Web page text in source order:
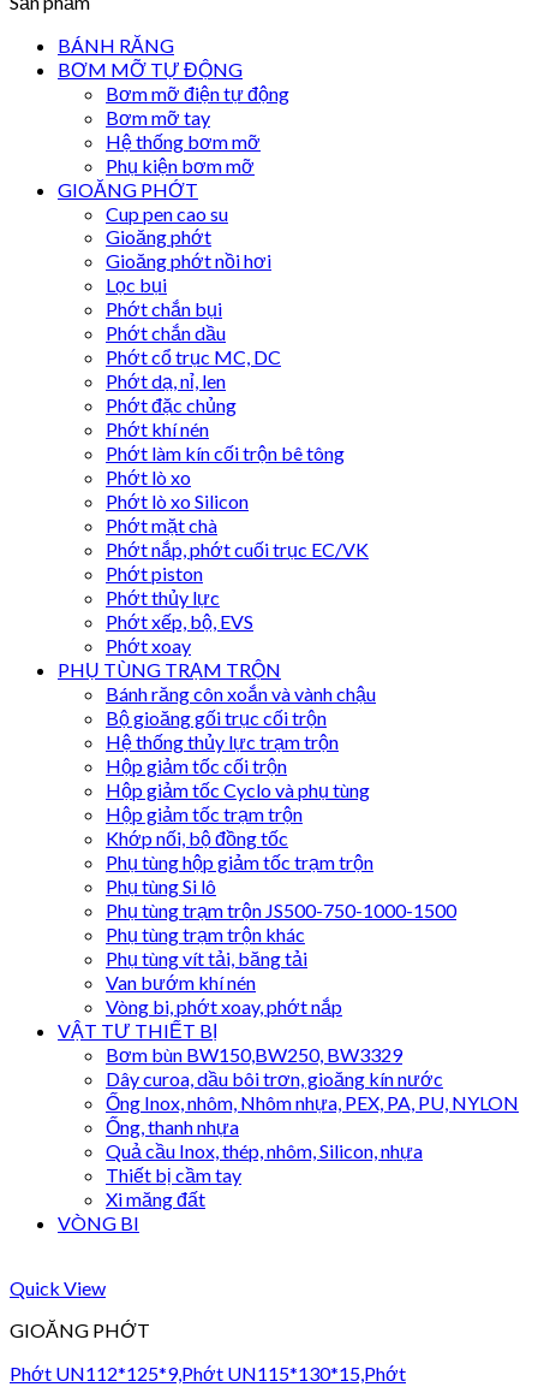
BÁNH RĂNG
BƠM MỠ TỰ ĐỘNG
Bơm mỡ điện tự động
Bơm mỡ tay
Hệ thống bơm mỡ
Phụ kiện bơm mỡ
GIOĂNG PHỚT
Cup pen cao su
Gioăng phớt
Gioăng phớt nồi hơi
Lọc bụi
Phớt chắn bụi
Phớt chắn dầu
Phớt cổ trục MC, DC
Phớt dạ, nỉ, len
Phớt đặc chủng
Phớt khí nén
Phớt làm kín cối trộn bê tông
Phớt lò xo
Phớt lò xo Silicon
Phớt mặt chà
Phớt nắp, phớt cuối trục EC/VK
Phớt piston
Phớt thủy lực
Phớt xếp, bộ, EVS
Phớt xoay
PHỤ TÙNG TRẠM TRỘN
Bánh răng côn xoắn và vành chậu
Bộ gioăng gối trục cối trộn
Hệ thống thủy lực trạm trộn
Hộp giảm tốc cối trộn
Hộp giảm tốc Cyclo và phụ tùng
Hộp giảm tốc trạm trộn
Khớp nối, bộ đồng tốc
Phụ tùng hộp giảm tốc trạm trộn
Phụ tùng Si lô
Phụ tùng trạm trộn JS500-750-1000-1500
Phụ tùng trạm trộn khác
Phụ tùng vít tải, băng tải
Van bướm khí nén
Vòng bi, phớt xoay, phớt nắp
VẬT TƯ THIẾT BỊ
Bơm bùn BW150,BW250, BW3329
Dây curoa, dầu bôi trơn, gioăng kín nước
Ống Inox, nhôm, Nhôm nhựa, PEX, PA, PU, NYLON
Ống, thanh nhựa
Quả cầu Inox, thép, nhôm, Silicon, nhựa
Thiết bị cầm tay
Xi măng đất
VÒNG BI
Quick View
GIOĂNG PHỚT
Phớt UN112*125*9,Phớt UN115*130*15,Phớt